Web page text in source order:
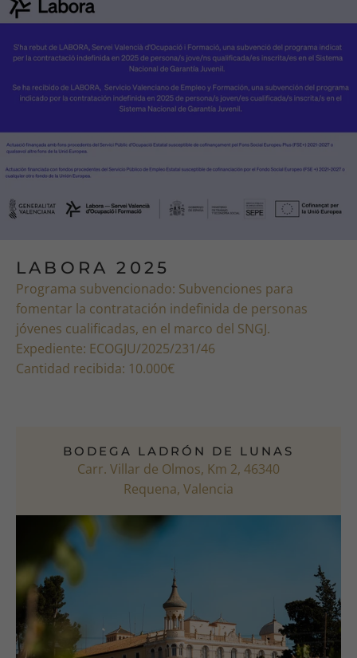
LABORA 2025
Programa subvencionado: Subvenciones para
fomentar la contratación indefinida de personas
jóvenes cualificadas, en el marco del SNGJ.
Expediente: ECOGJU/2025/231/46
Cantidad recibida: 10.000€
BODEGA LADRÓN DE LUNAS
Carr. Villar de Olmos, Km 2, 46340
Requena, Valencia